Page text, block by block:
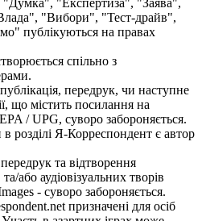
"Вибори", "Тест-драйв",
публікуються на правах
спільно з
передрук, чи наступне
що містить посилання на
/ UPG, суворо забороняється.
розділі Я-Корреспондент є автор
та відтворення
або аудіовізуальних творів
- суворо забороняється.
призначені для осіб